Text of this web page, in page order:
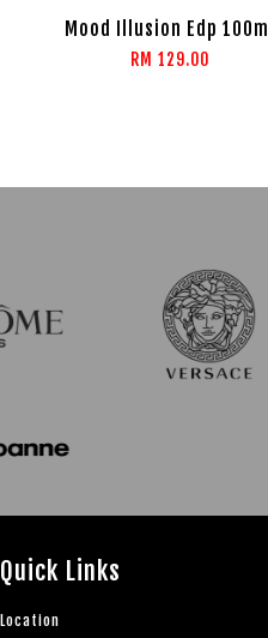
Mood Illusion Edp 100ml
RM 129.00
Quick Links
Location